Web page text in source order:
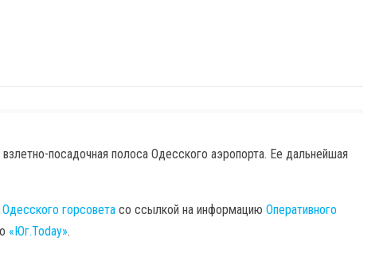
посадочная полоса Одесского аэропорта. Ее дальнейшая
Одесского горсовета со ссылкой на информацию Оперативного
«Юг.Today».